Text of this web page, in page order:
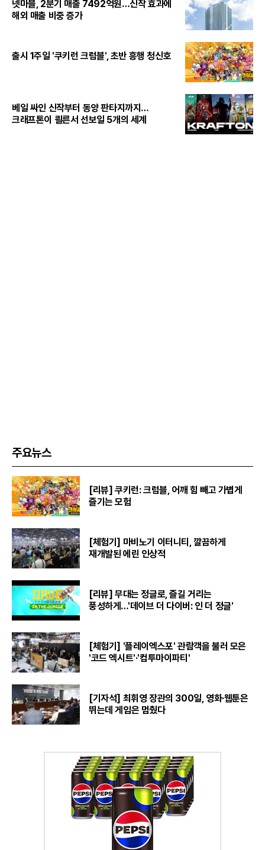
넷마블, 2분기 매출 7492억원…신작 효과에
해외 매출 비중 증가
출시 1주일 '쿠키런 크럼블', 초반 흥행 청신호
베일 싸인 신작부터 동양 판타지까지…
크래프톤이 쾰른서 선보일 5개의 세계
주요뉴스
[리뷰] 쿠키런: 크럼블, 어깨 힘 빼고 가볍게
즐기는 모험
[체험기] 마비노기 이터니티, 깔끔하게
재개발된 에린 인상적
[리뷰] 무대는 정글로, 즐길 거리는
풍성하게…'데이브 더 다이버: 인 더 정글'
[체험기] '플레이엑스포' 관람객을 불러 모은
'코드 엑시트'·'컴투마이파티'
[기자석] 최휘영 장관의 300일, 영화·웹툰은
뛰는데 게임은 멈췄다